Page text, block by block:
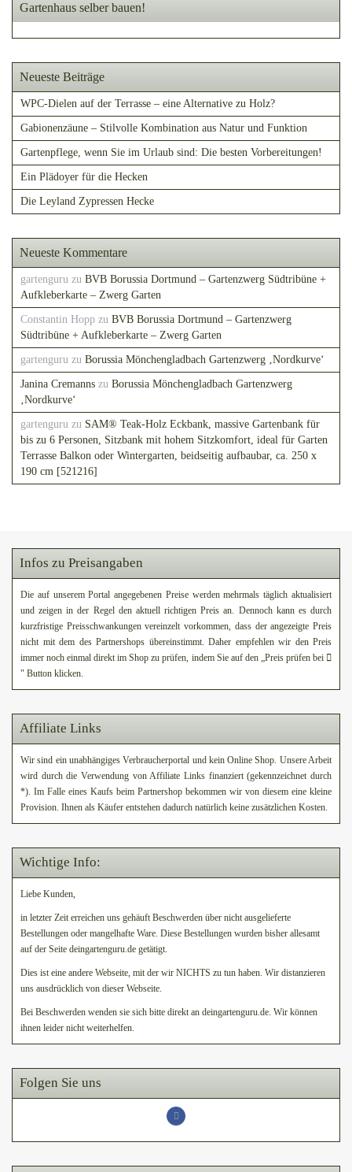
Gartenhaus selber bauen!
Neueste Beiträge
WPC-Dielen auf der Terrasse – eine Alternative zu Holz?
Gabionenzäune – Stilvolle Kombination aus Natur und Funktion
Gartenpflege, wenn Sie im Urlaub sind: Die besten Vorbereitungen!
Ein Plädoyer für die Hecken
Die Leyland Zypressen Hecke
Neueste Kommentare
gartenguru zu BVB Borussia Dortmund – Gartenzwerg Südtribüne +
Aufkleberkarte – Zwerg Garten
Constantin Hopp zu BVB Borussia Dortmund – Gartenzwerg
Südtribüne + Aufkleberkarte – Zwerg Garten
gartenguru zu Borussia Mönchengladbach Gartenzwerg ‚Nordkurve‘
Janina Cremanns zu Borussia Mönchengladbach Gartenzwerg
‚Nordkurve‘
gartenguru zu SAM® Teak-Holz Eckbank, massive Gartenbank für
bis zu 6 Personen, Sitzbank mit hohem Sitzkomfort, ideal für Garten
Terrasse Balkon oder Wintergarten, beidseitig aufbaubar, ca. 250 x
190 cm [521216]
Infos zu Preisangaben
Die auf unserem Portal angegebenen Preise werden mehrmals täglich aktualisiert
und zeigen in der Regel den aktuell richtigen Preis an. Dennoch kann es durch
kurzfristige Preisschwankungen vereinzelt vorkommen, dass der angezeigte Preis
nicht mit dem des Partnershops übereinstimmt. Daher empfehlen wir den Preis
immer noch einmal direkt im Shop zu prüfen, indem Sie auf den „Preis prüfen bei
" Button klicken.
Affiliate Links
Wir sind ein unabhängiges Verbraucherportal und kein Online Shop. Unsere Arbeit
wird durch die Verwendung von Affiliate Links finanziert (gekennzeichnet durch
*). Im Falle eines Kaufs beim Partnershop bekommen wir von diesem eine kleine
Provision. Ihnen als Käufer entstehen dadurch natürlich keine zusätzlichen Kosten.
Wichtige Info:
Liebe Kunden,
in letzter Zeit erreichen uns gehäuft Beschwerden über nicht ausgelieferte
Bestellungen oder mangelhafte Ware. Diese Bestellungen wurden bisher allesamt
auf der Seite deingartenguru.de getätigt.
Dies ist eine andere Webseite, mit der wir NICHTS zu tun haben. Wir distanzieren
uns ausdrücklich von dieser Webseite.
Bei Beschwerden wenden sie sich bitte direkt an deingartenguru.de. Wir können
ihnen leider nicht weiterhelfen.
Folgen Sie uns